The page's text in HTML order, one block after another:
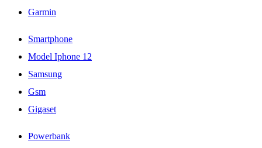
Garmin
Smartphone
Model Iphone 12
Samsung
Gsm
Gigaset
Powerbank